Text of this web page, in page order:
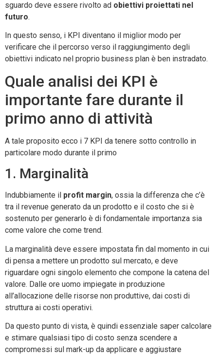
sguardo deve essere rivolto ad obiettivi proiettati nel
futuro.
In questo senso, i KPI diventano il miglior modo per
verificare che il percorso verso il raggiungimento degli
obiettivi indicato nel proprio business plan è ben instradato.
Quale analisi dei KPI è
importante fare durante il
primo anno di attività
A tale proposito ecco i 7 KPI da tenere sotto controllo in
particolare modo durante il primo
1. Marginalità
Indubbiamente il profit margin, ossia la differenza che c’è
tra il revenue generato da un prodotto e il costo che si è
sostenuto per generarlo è di fondamentale importanza sia
come valore che come trend.
La marginalità deve essere impostata fin dal momento in cui
di pensa a mettere un prodotto sul mercato, e deve
riguardare ogni singolo elemento che compone la catena del
valore. Dalle ore uomo impiegate in produzione
all’allocazione delle risorse non produttive, dai costi di
struttura ai costi operativi.
Da questo punto di vista, è quindi essenziale saper calcolare
e stimare qualsiasi tipo di costo senza scendere a
compromessi sul mark-up da applicare e aggiustare